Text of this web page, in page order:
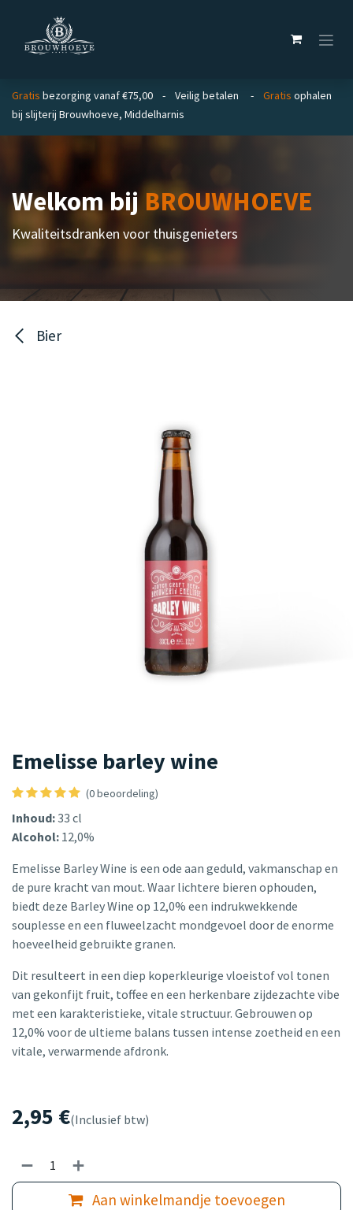
Gratis bezorging vanaf €75,00 - Veilig betalen - Gratis ophalen
bij slijterij Brouwhoeve, Middelharnis
Welkom bijBROUWHOEVE
Kwaliteitsdranken voor thuisgenieters
Bier
Emelisse barley wine
(0 beoordeling)
Inhoud:33 cl
Alcohol: 12,0%
Emelisse Barley Wine is een ode aan geduld, vakmanschap en
de pure kracht van mout. Waar lichtere bieren ophouden,
biedt deze Barley Wine op 12,0% een indrukwekkende
souplesse en een fluweelzacht mondgevoel door de enorme
hoeveelheid gebruikte granen.
Dit resulteert in een diep koperkleurige vloeistof vol tonen
van gekonfijt fruit, toffee en een herkenbare zijdezachte vibe
met een karakteristieke, vitale structuur. Gebrouwen op
12,0% voor de ultieme balans tussen intense zoetheid en een
vitale, verwarmende afdronk.
2,95 €(Inclusief btw)
Aan winkelmandje toevoegen